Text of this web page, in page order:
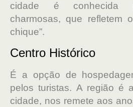
cidade é conhecida
charmosas, que refletem
chique”.
Centro Histórico
É a opção de
pelos turistas. A região é
cidade, nos remete aos